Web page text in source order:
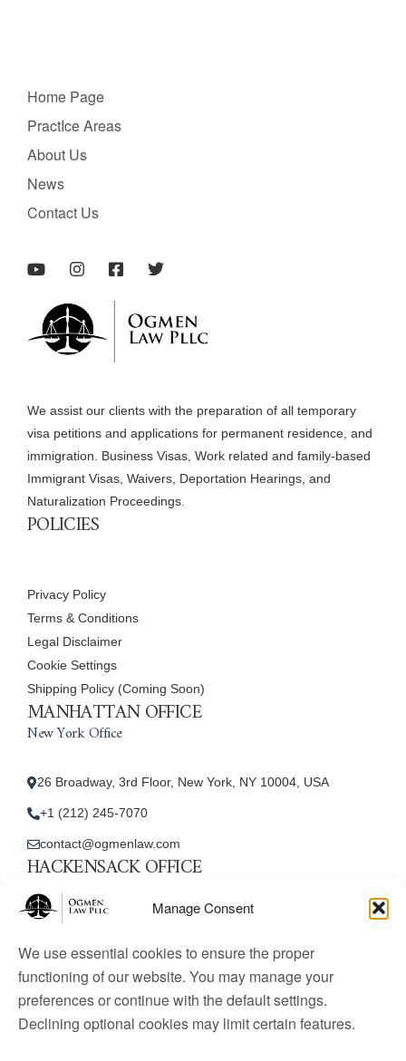
Manage Consent
We use essential cookies to ensure the proper
functioning of our website. You may manage your
preferences or continue with the default settings.
Declining optional cookies may limit certain features.
Home Page
PractIce Areas
About Us
News
Contact Us
We assist our clients with the preparation of all temporary
visa petitions and applications for permanent residence, and
immigration. Business Visas, Work related and family-based
Immigrant Visas, Waivers, Deportation Hearings, and
Naturalization Proceedings.
POLICIES
Privacy Policy
Terms & Conditions
Legal Disclaimer
Cookie Settings
Shipping Policy (Coming Soon)
MANHATTAN OFFICE
New York Office
26 Broadway, 3rd Floor, New York, NY 10004, USA
+1 (212) 245-7070
contact@ogmenlaw.com
HACKENSACK OFFICE
New Jersey Office
contact@ogmenlaw.com